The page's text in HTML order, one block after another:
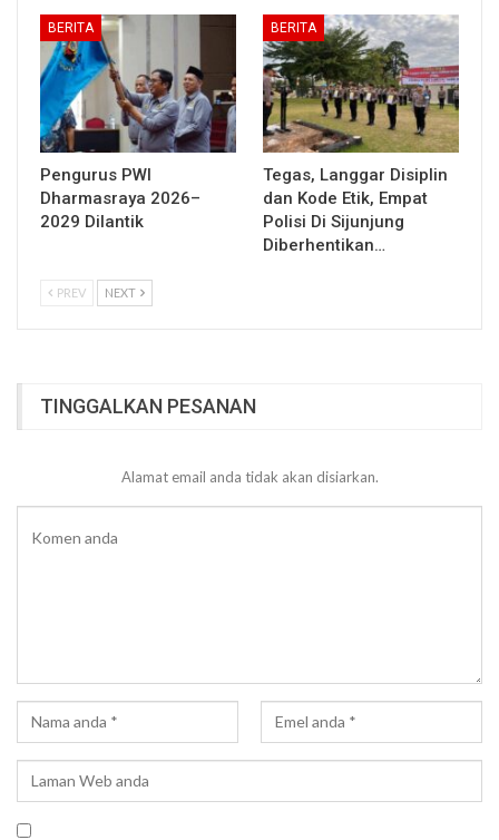
BERITA
Pengurus PWI
Dharmasraya 2026–
2029 Dilantik
BERITA
Tegas, Langgar Disiplin
dan Kode Etik, Empat
Polisi Di Sijunjung
Diberhentikan…
PREV NEXT
TINGGALKAN PESANAN
Alamat email anda tidak akan disiarkan.